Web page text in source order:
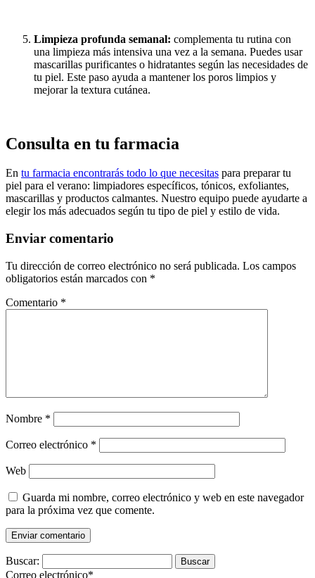
Limpieza profunda semanal: complementa tu rutina con
una limpieza más intensiva una vez a la semana. Puedes usar
mascarillas purificantes o hidratantes según las necesidades de
tu piel. Este paso ayuda a mantener los poros limpios y
mejorar la textura cutánea.
Consulta en tu farmacia
En tu farmacia encontrarás todo lo que necesitas para preparar tu
piel para el verano: limpiadores específicos, tónicos, exfoliantes,
mascarillas y productos calmantes. Nuestro equipo puede ayudarte a
elegir los más adecuados según tu tipo de piel y estilo de vida.
Enviar comentario
Tu dirección de correo electrónico no será publicada. Los campos
obligatorios están marcados con *
Comentario *
Nombre *
Correo electrónico *
Web
Guarda mi nombre, correo electrónico y web en este navegador
para la próxima vez que comente.
Buscar:
Correo electrónico*